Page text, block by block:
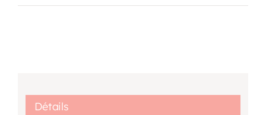
Détails